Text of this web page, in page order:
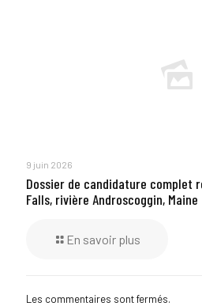
9 juin 2026
Dossier de candidature complet
Falls, rivière Androscoggin, Maine
En savoir plus
Les commentaires sont fermés.